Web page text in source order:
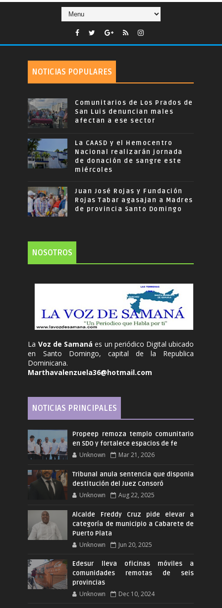
NOTICIAS POPULARES
Comunitarios de Los Prados de
San Luis denuncian males
afectan a ese sector
La CAASD y el Hemocentro
Nacional realizarán jornada
de donación de sangre este
miércoles
Juan José Rojas y Fundación
Rojas Tabar agasajan a Madres
de provincia Santo Domingo
NOSOTROS
La Voz de Samanáes un periódico Digital ubicado
en Santo Domingo, capital de la Republica
Dominicana.
Marthavalenzuela36@hotmail.com
NOTICIAS PRINCIPALES
Propeep remoza templo comunitario
en SDO y fortalece espacios de fe
Unknown Mar 21, 2026
Tribunal anula sentencia que disponia
destitución del Juez Consoró
Unknown Aug 22, 2025
Alcalde Freddy Cruz pide elevar a
categoría de municipio a Cabarete de
Puerto Plata
Unknown Jun 20, 2025
Edesur lleva oficinas móviles a
comunidades remotas de seis
provincias
Unknown Dec 10, 2024